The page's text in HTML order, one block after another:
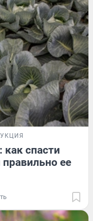
спасти
правильно ее